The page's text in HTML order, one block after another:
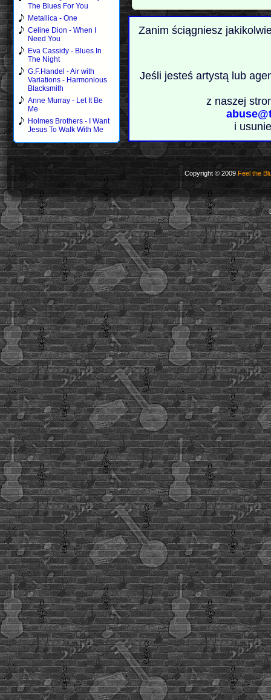
The Blues For You
Metallica - One
Celine Dion - When I
Need You
Eva Cassidy - Blues In
The Night
G.F.Handel - Air with
Variations - Harmonious
Blacksmith
Anne Murray - Let It Be
Me
Holmes Brothers - I Want
Jesus To Walk With Me
Zanim ściągniesz
Jeśli jesteś artystą lub
z naszej
i
Copyright © 2009Feel the